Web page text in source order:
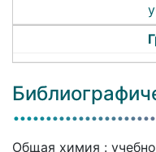
Общая химия :